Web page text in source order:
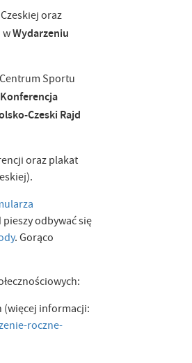
oraz
wWydarzeniu
Sportu
Konferencja
Czeski Rajd
oraz plakat
odbywać się
. Gorąco
(więcej informacji:
roczne-